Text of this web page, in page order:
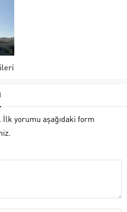
İlk yorumu aşağıdaki form